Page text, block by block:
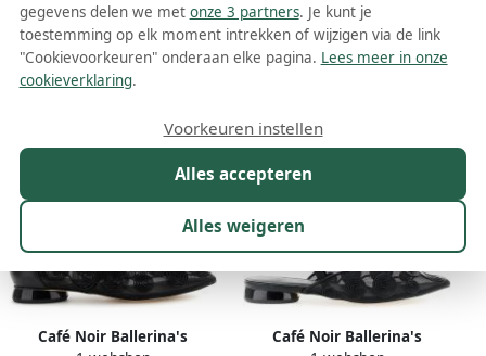
Café Noir dames ballerinas
Meer lezen
Café Noir Ballerina's
Café Noir Ballerina's
gegevens delen we met onze 3 partners. Je kunt je
toestemming op elk moment intrekken of wijzigen via de link
"Cookievoorkeuren" onderaan elke pagina. Lees meer in onze
cookieverklaring.
Alles accepteren
Alles weigeren
Voorkeuren instellen